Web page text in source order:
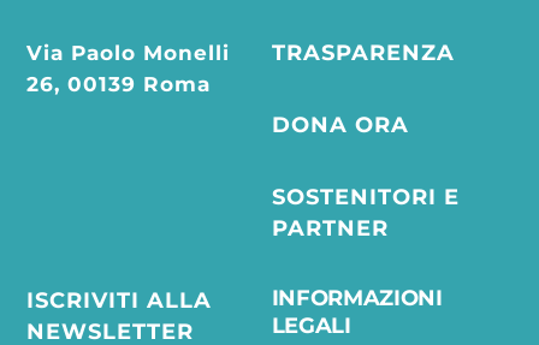
Via Paolo Monelli
26, 00139 Roma
TRASPARENZA
DONA ORA
SOSTENITORI E
PARTNER
ISCRIVITI ALLA
NEWSLETTER
INFORMAZIONI
LEGALI